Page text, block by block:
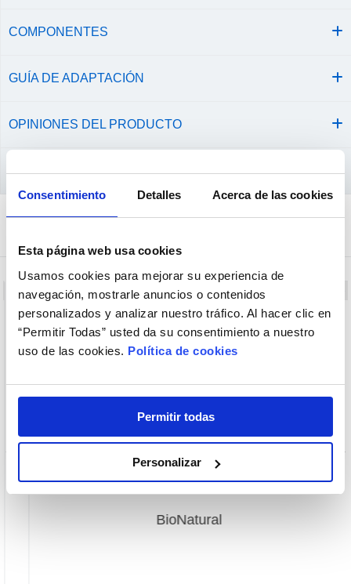
Consentimiento Detalles Acerca de las cookies
Esta página web usa cookies
Usamos cookies para mejorar su experiencia de
navegación, mostrarle anuncios o contenidos
personalizados y analizar nuestro tráfico. Al hacer clic en
“Permitir Todas” usted da su consentimiento a nuestro
uso de las cookies. Política de cookies
Permitir todas
Personalizar
COMPONENTES
GUÍA DE ADAPTACIÓN
OPINIONES DEL PRODUCTO
CONSEJOS Y CUIDADOS
Comprados juntos habitualmente
BioNatural